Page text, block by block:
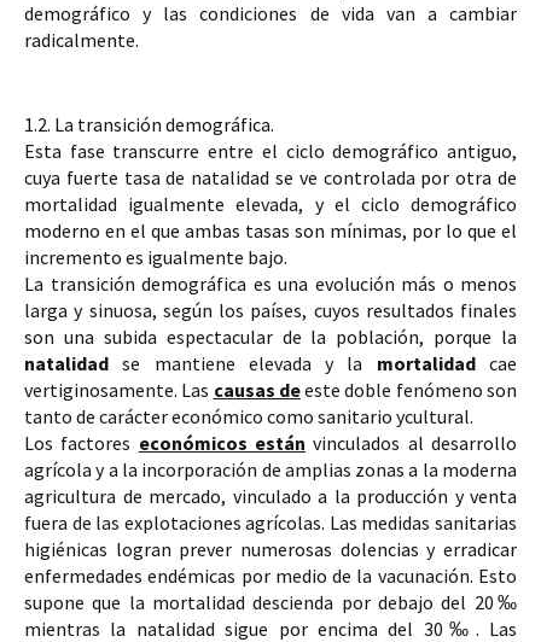
demográfico y las condiciones de vida van a cambiar
radicalmente.
1.2. La transición demográfica.
Esta fase transcurre entre el ciclo demográfico antiguo,
cuya fuerte tasa de natalidad se ve controlada por otra de
mortalidad igualmente elevada, y el ciclo demográfico
moderno en el que ambas tasas son mínimas, por lo que el
incremento es igualmente bajo.
La transición demográfica es una evolución más o menos
larga y sinuosa, según los países, cuyos resultados finales
son una subida espectacular de la población,
natalidad se mantiene elevada y la mortalidad cae
vertiginosamente. Las causas de este doble fenómeno son
tanto de carácter económico como sanitario ycultural.
Los factores económicos están vinculados al desarrollo
agrícola y a la incorporación de amplias zonas a la moderna
agricultura de mercado, vinculado a la producción y venta
fuera de las explotaciones agrícolas. Las medidas sanitarias
higiénicas logran prever numerosas dolencias y erradicar
enfermedades endémicas por medio de la vacunación. Esto
supone que la mortalidad descienda por debajo del
mientras la natalidad sigue por encima del 30‰ . Las